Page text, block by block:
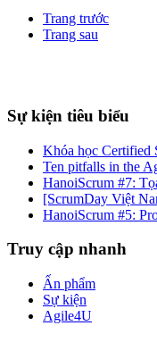
Trang trước
Trang sau
Sự kiện tiêu biểu
Khóa học Certified
Ten pitfalls in the
HanoiScrum #7:
[ScrumDay Việt
HanoiScrum #5:
Truy cập nhanh
Ấn phẩm
Sự kiện
Agile4U